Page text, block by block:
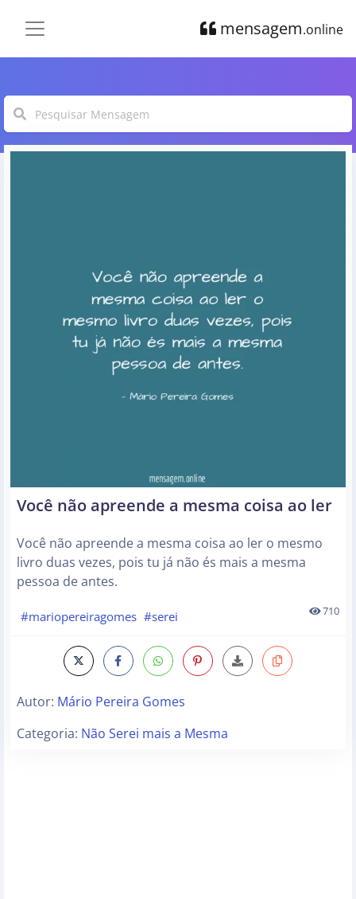
mensagem.online
Você não apreende a mesma coisa ao ler
Você não apreende a mesma coisa ao ler o mesmo
livro duas vezes, pois tu já não és mais a mesma
pessoa de antes.
#mariopereiragomes #serei 710
Autor: Mário Pereira Gomes
Categoria: Não Serei mais a Mesma